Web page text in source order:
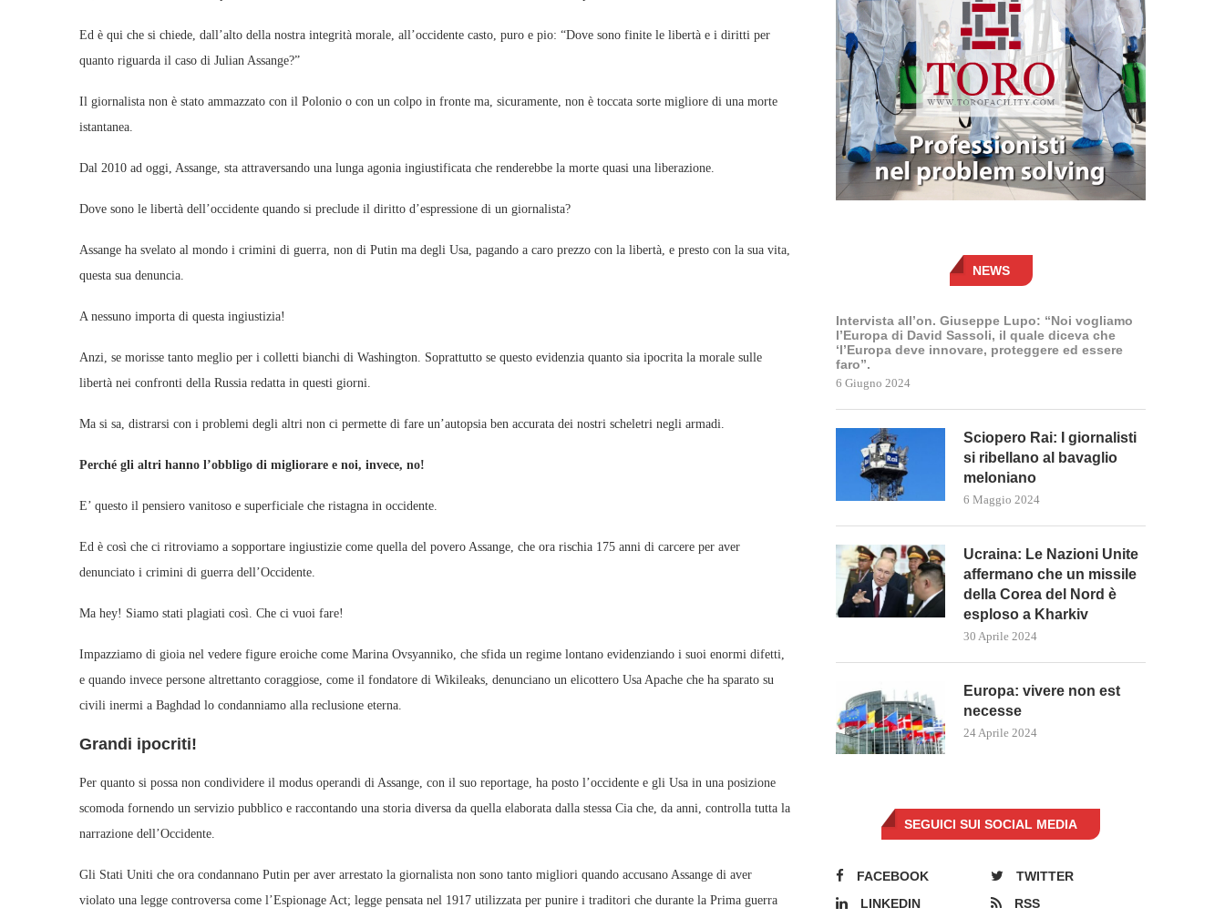
Ed è qui che si chiede, dall’alto della nostra integrità morale, all’occidente casto, puro e pio: “Dove sono finite le libertà e i diritti per
quanto riguarda il caso di Julian Assange?”
Il giornalista non è stato ammazzato con il Polonio o con un colpo in fronte ma, sicuramente, non è toccata sorte migliore di una morte
istantanea.
Dal 2010 ad oggi, Assange, sta attraversando una lunga agonia ingiustificata che renderebbe la morte quasi una liberazione.
Dove sono le libertà dell’occidente quando si preclude il diritto d’espressione di un giornalista?
Assange ha svelato al mondo i crimini di guerra, non di Putin ma degli Usa, pagando a caro prezzo con la libertà, e presto con la sua vita,
questa sua denuncia.
A nessuno importa di questa ingiustizia!
Anzi, se morisse tanto meglio per i colletti bianchi di Washington. Soprattutto se questo evidenzia quanto sia ipocrita la morale sulle
libertà nei confronti della Russia redatta in questi giorni.
Ma si sa, distrarsi con i problemi degli altri non ci permette di fare un’autopsia ben accurata dei nostri scheletri negli armadi.
Perché gli altri hanno l’obbligo di migliorare e noi, invece, no!
E’ questo il pensiero vanitoso e superficiale che ristagna in occidente.
Ed è così che ci ritroviamo a sopportare ingiustizie come quella del povero Assange, che ora rischia 175 anni di carcere per aver
denunciato i crimini di guerra dell’Occidente.
Ma hey! Siamo stati plagiati così. Che ci vuoi fare!
Impazziamo di gioia nel vedere figure eroiche come Marina Ovsyanniko, che sfida un regime lontano evidenziando i suoi enormi difetti,
e quando invece persone altrettanto coraggiose, come il fondatore di Wikileaks, denunciano un elicottero Usa Apache che ha sparato su
civili inermi a Baghdad lo condanniamo alla reclusione eterna.
Grandi ipocriti!
Per quanto si possa non condividere il modus operandi di Assange, con il suo reportage, ha posto l’occidente e gli Usa in una posizione
scomoda fornendo un servizio pubblico e raccontando una storia diversa da quella elaborata dalla stessa Cia che, da anni, controlla tutta la
narrazione dell’Occidente.
Gli Stati Uniti che ora condannano Putin per aver arrestato la giornalista non sono tanto migliori quando accusano Assange di aver
violato una legge controversa come l’Espionage Act; legge pensata nel 1917 utilizzata per punire i traditori che durante la Prima guerra
NEWS
Intervista all’on. Giuseppe Lupo: “Noi vogliamo
l’Europa di David Sassoli, il quale diceva che
‘l’Europa deve innovare, proteggere ed essere
faro”.
6 Giugno 2024
Sciopero Rai: I giornalisti
si ribellano al bavaglio
meloniano
6 Maggio 2024
Ucraina: Le Nazioni Unite
affermano che un missile
della Corea del Nord è
esploso a Kharkiv
30 Aprile 2024
Europa: vivere non est
necesse
24 Aprile 2024
SEGUICI SUI SOCIAL MEDIA
FACEBOOK
TWITTER
LINKEDIN
RSS